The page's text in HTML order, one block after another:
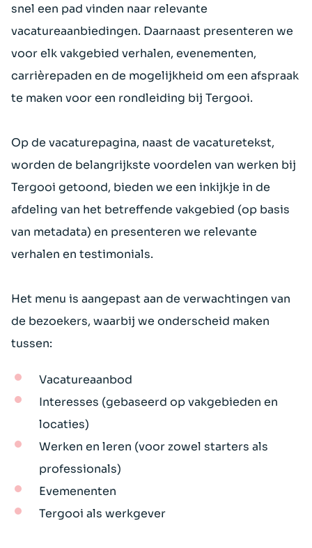
snel een pad vinden naar relevante
vacatureaanbiedingen. Daarnaast presenteren we
voor elk vakgebied verhalen, evenementen,
carrièrepaden en de mogelijkheid om een afspraak
te maken voor een rondleiding bij Tergooi.
Op de vacaturepagina, naast de vacaturetekst,
worden de belangrijkste voordelen van werken bij
Tergooi getoond, bieden we een inkijkje in de
afdeling van het betreffende vakgebied (op basis
van metadata) en presenteren we relevante
verhalen en testimonials.
Het menu is aangepast aan de verwachtingen van
de bezoekers, waarbij we onderscheid maken
tussen:
Vacatureaanbod
Interesses (gebaseerd op vakgebieden en
locaties)
Werken en leren (voor zowel starters als
professionals)
Evemenenten
Tergooi als werkgever